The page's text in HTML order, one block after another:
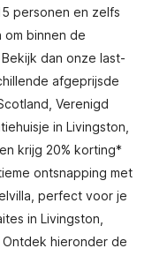
personen en zelfs
om binnen de
dan onze last-
afgeprijsde
Verenigd
in Livingston,
krijg 20% korting*
ontsnapping met
perfect voor je
in Livingston,
hieronder de